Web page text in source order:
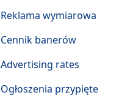
Reklama wymiarowa
Cennik banerów
Advertising rates
Ogłoszenia przypięte